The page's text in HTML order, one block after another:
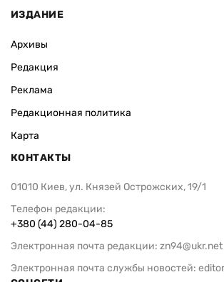
ИЗДАНИЕ
Архивы
Редакция
Реклама
Редакционная политика
Карта
КОНТАКТЫ
01010 Киев, ул. Князей Острожских, 19/1
Телефон редакции:
+380 (44) 280-04-85
Электронная почта редакции: zn94@ukr.net
Электронная почта службы новостей: